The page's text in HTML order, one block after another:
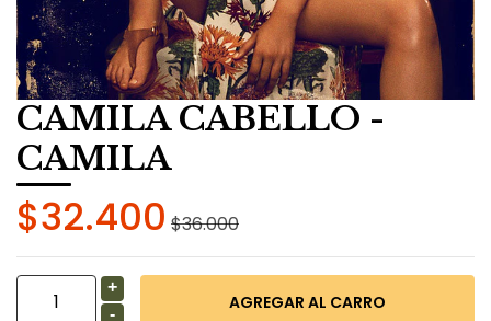
CAMILA CABELLO -
CAMILA
$32.400 $36.000
+
-